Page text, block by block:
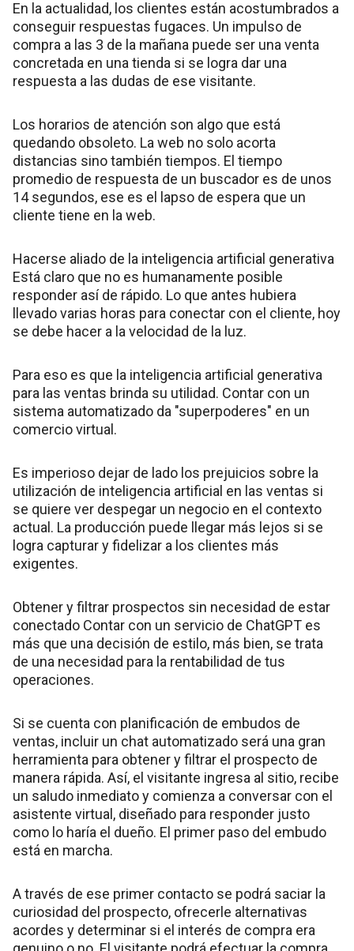
En la actualidad, los clientes están acostumbrados a
conseguir respuestas fugaces. Un impulso de
compra a las 3 de la mañana puede ser una venta
concretada en una tienda si se logra dar una
respuesta a las dudas de ese visitante.
Los horarios de atención son algo que está
quedando obsoleto. La web no solo acorta
distancias sino también tiempos. El tiempo
promedio de respuesta de un buscador es de unos
14 segundos, ese es el lapso de espera que un
cliente tiene en la web.
Hacerse aliado de la inteligencia artificial generativa
Está claro que no es humanamente posible
responder así de rápido. Lo que antes hubiera
llevado varias horas para conectar con el cliente, hoy
se debe hacer a la velocidad de la luz.
Para eso es que la inteligencia artificial generativa
para las ventas brinda su utilidad. Contar con un
sistema automatizado da "superpoderes" en un
comercio virtual.
Es imperioso dejar de lado los prejuicios sobre la
utilización de inteligencia artificial en las ventas si
se quiere ver despegar un negocio en el contexto
actual. La producción puede llegar más lejos si se
logra capturar y fidelizar a los clientes más
exigentes.
Obtener y filtrar prospectos sin necesidad de estar
conectado Contar con un servicio de ChatGPT es
más que una decisión de estilo, más bien, se trata
de una necesidad para la rentabilidad de tus
operaciones.
Si se cuenta con planificación de embudos de
ventas, incluir un chat automatizado será una gran
herramienta para obtener y filtrar el prospecto de
manera rápida. Así, el visitante ingresa al sitio, recibe
un saludo inmediato y comienza a conversar con el
asistente virtual, diseñado para responder justo
como lo haría el dueño. El primer paso del embudo
está en marcha.
A través de ese primer contacto se podrá saciar la
curiosidad del prospecto, ofrecerle alternativas
acordes y determinar si el interés de compra era